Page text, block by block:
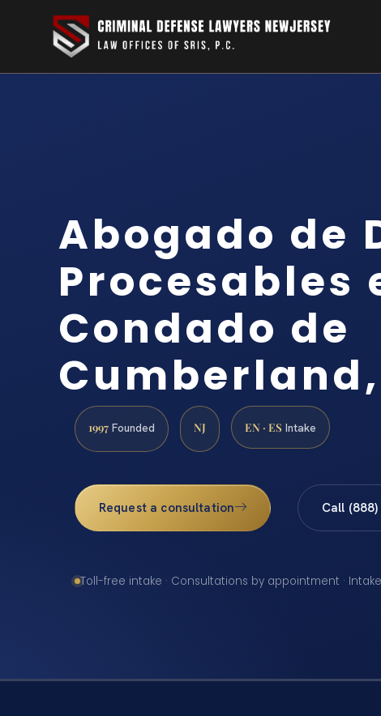
Abogado de
Procesables
Condado de
1997 Founded NJ EN · ES Intake
Request a consultation Call
Toll-free intake · Consultations by appointment ·